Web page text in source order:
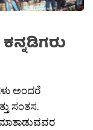
ಅಂದರೆ
ಸಂತಸ.